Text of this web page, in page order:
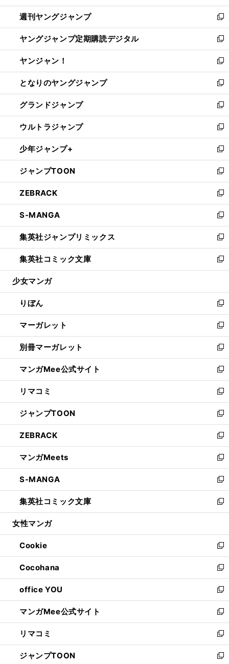
開
く
ウ
で
開
く
ン
ド
ウ
で
開
く
ウ
ィ
ン
ド
ウ
で
開
く
週刊ヤングジャンプ
新
し
い
ウ
ィ
ン
ド
ウ
で
開
く
ヤングジャンプ定期購読デジタル
新
し
い
ウ
ィ
ン
ド
ウ
で
開
く
ヤンジャン！
新
し
い
ウ
ィ
ン
ド
ウ
で
開
く
となりのヤングジャンプ
新
し
い
ウ
ィ
ン
ド
ウ
で
開
く
グランドジャンプ
新
し
い
ウ
ィ
ン
ド
ウ
で
開
く
ウルトラジャンプ
新
し
い
ウ
ィ
ン
ド
ウ
で
開
く
少年ジャンプ+
新
し
い
ウ
ィ
ン
ド
ウ
で
開
く
ジャンプTOON
新
し
い
ウ
ィ
ン
ド
ウ
で
開
ZEBRACK
新
し
い
ウ
ィ
ン
ド
ウ
開
く
S-MANGA
新
し
い
ウ
ィ
ン
ウ
で
開
く
集英社ジャンプリミックス
新
し
い
ウ
ン
ド
ウ
で
開
く
集英社コミック文庫
新
し
ウ
ィ
ン
ド
ウ
で
開
く
少女マンガ
りぼん
新
し
い
ウ
ィ
ン
ド
ウ
で
開
く
マーガレット
新
し
い
ウ
ィ
ン
ド
ウ
で
開
く
別冊マーガレット
新
し
い
ウ
ィ
ン
ド
ウ
で
開
く
マンガMee公式サイト
新
し
い
ウ
ィ
ン
ド
ウ
で
開
く
リマコミ
新
し
い
ウ
ィ
ン
ド
ウ
で
開
く
ジャンプTOON
新
し
い
ウ
ィ
ン
ド
ウ
で
開
ZEBRACK
新
し
い
ウ
ィ
ン
ド
ウ
開
く
マンガMeets
新
し
い
ウ
ィ
ン
ウ
で
開
く
S-MANGA
新
し
い
ウ
ン
ド
ウ
で
開
く
集英社コミック文庫
新
し
ウ
ィ
ン
ド
ウ
で
開
く
女性マンガ
Cookie
新
し
い
ウ
ィ
ン
ド
ウ
で
開
く
Cocohana
新
し
い
ウ
ィ
ン
ド
ウ
で
office YOU
新
し
い
ウ
ィ
ン
ド
マンガMee公式サイト
新
し
い
ウ
ィ
リマコミ
新
し
い
ジャンプTOON 新